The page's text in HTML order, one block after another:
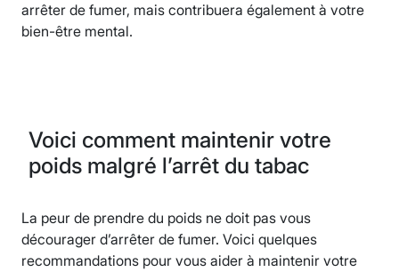
arrêter de fumer, mais contribuera également à votre
bien-être mental.
Voici comment maintenir votre
poids malgré l’arrêt du tabac
La peur de prendre du poids ne doit pas vous
décourager d’arrêter de fumer. Voici quelques
recommandations pour vous aider à maintenir votre